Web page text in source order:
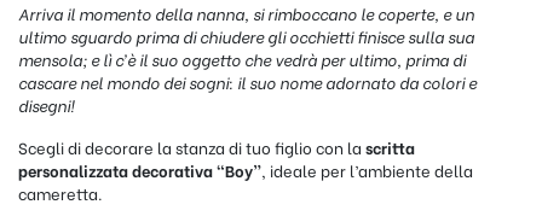
Arriva il momento della nanna, si rimboccano le coperte, e un
ultimo sguardo prima di chiudere gli occhietti finisce sulla sua
mensola; e lì c’è il suo oggetto che vedrà per ultimo, prima di
cascare nel mondo dei sogni: il suo nome adornato da colori e
disegni!
Scegli di decorare la stanza di tuo figlio con la scritta
personalizzata decorativa “Boy”, ideale per l’ambiente della
cameretta.